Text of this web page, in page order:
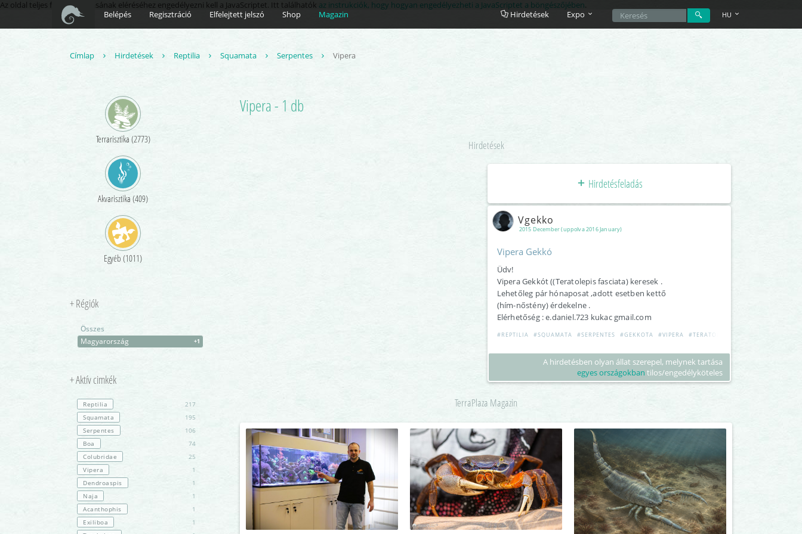
Az oldal teljes funkcionalitásának eléréséhez engedélyezni kell a JavaScriptet. Itt találhatók az instrukciók, hogy hogyan engedélyezheti a JavaScriptet a böngészőjében.
Belépés
Regisztráció Elfelejtett jelszó Shop Magazin Hirdetések Expo HU
Címlap Hirdetések Reptilia Squamata Serpentes Vipera
Terrarisztika (2773)
Akvarisztika (409)
Egyéb (1011)
+ Régiók
Összes
Magyarország
+1
+ Aktív cimkék
Reptilia
217
Squamata
195
Serpentes
106
Boa
74
Colubridae
25
Vipera
1
Dendroaspis
1
Naja
1
Acanthophis
1
Exiliboa
1
Vipera - 1 db
Hirdetések
Hirdetésfeladás
2015 December (uppolva 2016 January)
Vgekko
Vipera Gekkó
Üdv!
Vipera Gekkót ((Teratolepis fasciata) keresek .
Lehetőleg pár hónaposat ,adott esetben kettő
(hím-nőstény) érdekelne .
Elérhetőség : e.daniel.723 kukac gmail.com
#REPTILIA #SQUAMATA #SERPENTES #GEKKOTA #VIPERA #TERATOLEPIS
A hirdetésben olyan állat szerepel, melynek tartása
egyes országokban tilos/engedélyköteles
TerraPlaza Magazin